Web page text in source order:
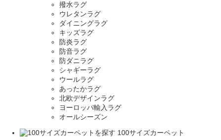
撥水ラグ
ウレタンラグ
ダイニングラグ
キッズラグ
防炎ラグ
防音ラグ
防ダニラグ
シャギーラグ
ウールラグ
あったかラグ
北欧デザインラグ
ヨーロッパ輸入ラグ
オールシーズン
100サイズカーペット